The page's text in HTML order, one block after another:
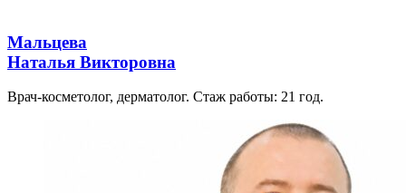
Мальцева
Наталья Викторовна
Врач-косметолог, дерматолог. Стаж работы: 21 год.